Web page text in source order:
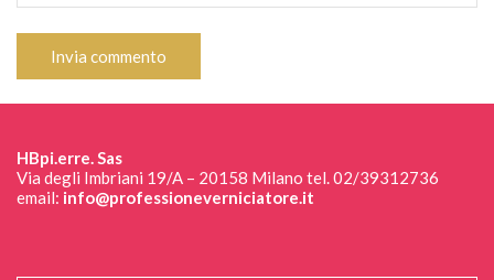
HBpi.erre. Sas
Via degli Imbriani 19/A – 20158 Milano tel. 02/39312736
email: info@professioneverniciatore.it